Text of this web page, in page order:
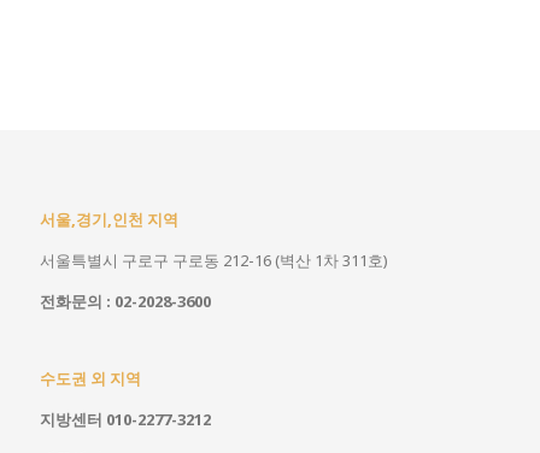
서울,경기,인천 지역
서울특별시 구로구 구로동 212-16 (벽산 1차 311호)
전화문의 : 02-2028-3600
수도권 외 지역
지방센터 010-2277-3212